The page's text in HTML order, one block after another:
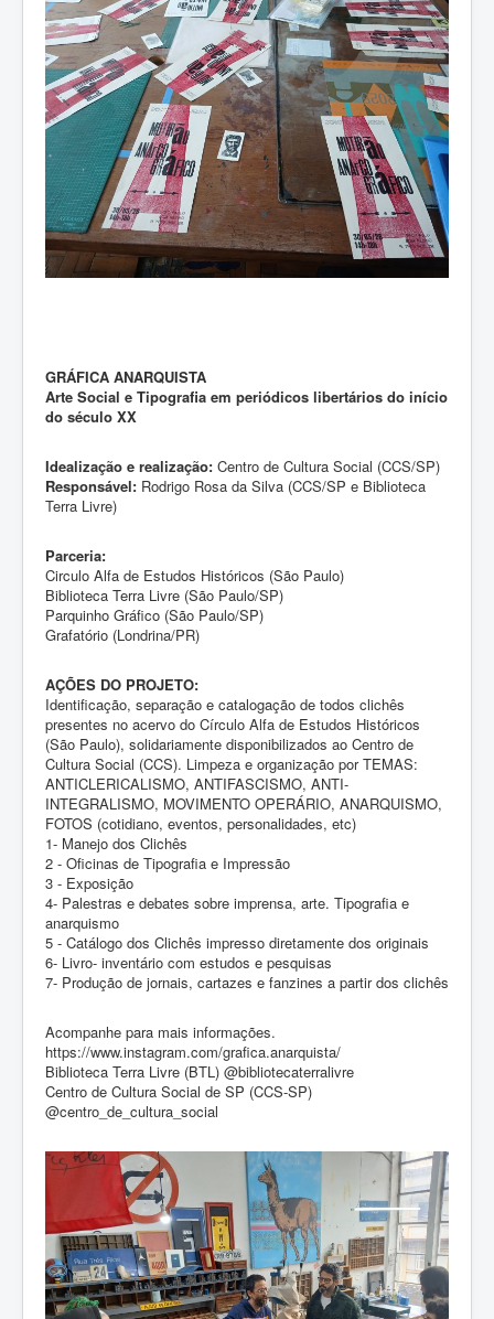
GRÁFICA ANARQUISTA
Arte Social e Tipografia em periódicos libertários do início
do século XX
Idealização e realização: Centro de Cultura Social (CCS/SP)
Responsável: Rodrigo Rosa da Silva (CCS/SP e Biblioteca
Terra Livre)
Parceria:
Circulo Alfa de Estudos Históricos (São Paulo)
Biblioteca Terra Livre (São Paulo/SP)
Parquinho Gráfico (São Paulo/SP)
Grafatório (Londrina/PR)
AÇÕES DO PROJETO:
Identificação, separação e catalogação de todos clichês
presentes no acervo do Círculo Alfa de Estudos Históricos
(São Paulo), solidariamente disponibilizados ao Centro de
Cultura Social (CCS). Limpeza e organização por TEMAS:
ANTICLERICALISMO, ANTIFASCISMO, ANTI-
INTEGRALISMO, MOVIMENTO OPERÁRIO, ANARQUISMO,
FOTOS (cotidiano, eventos, personalidades, etc)
1- Manejo dos Clichês
2 - Oficinas de Tipografia e Impressão
3 - Exposição
4- Palestras e debates sobre imprensa, arte. Tipografia e
anarquismo
5 - Catálogo dos Clichês impresso diretamente dos originais
6- Livro- inventário com estudos e pesquisas
7- Produção de jornais, cartazes e fanzines a partir dos clichês
Acompanhe para mais informações.
https://www.instagram.com/grafica.anarquista/
Biblioteca Terra Livre (BTL) @bibliotecaterralivre
Centro de Cultura Social de SP (CCS-SP)
@centro_de_cultura_social